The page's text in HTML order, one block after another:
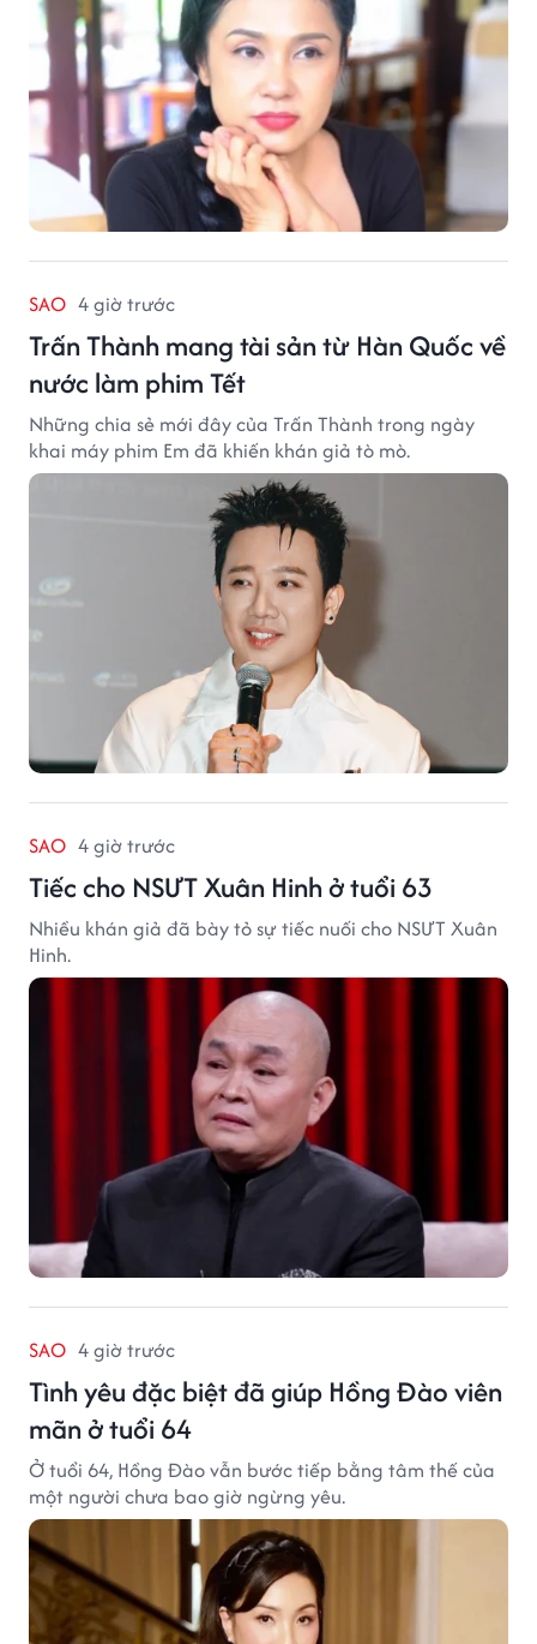
SAO 4 giờ trước
Trấn Thành mang tài sản từ Hàn Quốc về
nước làm phim Tết
Những chia sẻ mới đây của Trấn Thành trong ngày
khai máy phim Em đã khiến khán giả tò mò.
SAO 4 giờ trước
Tiếc cho NSƯT Xuân Hinh ở tuổi 63
Nhiều khán giả đã bày tỏ sự tiếc nuối cho NSƯT Xuân
Hinh.
SAO 4 giờ trước
Tình yêu đặc biệt đã giúp Hồng Đào viên
mãn ở tuổi 64
Ở tuổi 64, Hồng Đào vẫn bước tiếp bằng tâm thế của
một người chưa bao giờ ngừng yêu.